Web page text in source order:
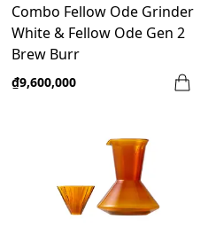
Combo Fellow Ode Grinder
White & Fellow Ode Gen 2
Brew Burr
₫9,600,000